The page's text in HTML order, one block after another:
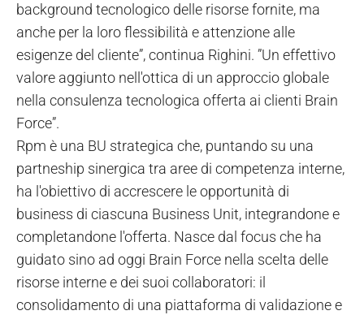
background tecnologico delle risorse fornite, ma
anche per la loro flessibilità e attenzione alle
esigenze del cliente”, continua Righini. ”Un effettivo
valore aggiunto nell'ottica di un approccio globale
nella consulenza tecnologica offerta ai clienti Brain
Force”.
Rpm è una BU strategica che, puntando su una
partneship sinergica tra aree di competenza interne,
ha l'obiettivo di accrescere le opportunità di
business di ciascuna Business Unit, integrandone e
completandone l'offerta. Nasce dal focus che ha
guidato sino ad oggi Brain Force nella scelta delle
risorse interne e dei suoi collaboratori: il
consolidamento di una piattaforma di validazione e